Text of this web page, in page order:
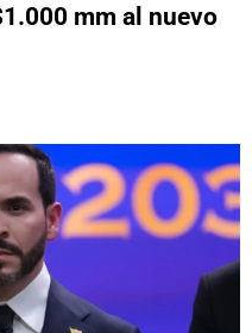
mm al nuevo